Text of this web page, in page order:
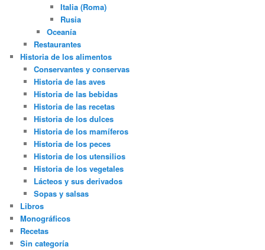
Italia (Roma)
Rusia
Oceanía
Restaurantes
Historia de los alimentos
Conservantes y conservas
Historia de las aves
Historia de las bebidas
Historia de las recetas
Historia de los dulces
Historia de los mamíferos
Historia de los peces
Historia de los utensilios
Historia de los vegetales
Lácteos y sus derivados
Sopas y salsas
Libros
Monográficos
Recetas
Sin categoría